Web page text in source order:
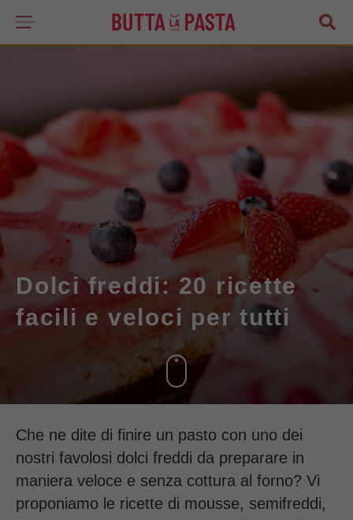
Dolci freddi: 20 ricette
facili e veloci per tutti
Che ne dite di finire un pasto con uno dei
nostri favolosi dolci freddi da preparare in
maniera veloce e senza cottura al forno? Vi
proponiamo le ricette di mousse, semifreddi,